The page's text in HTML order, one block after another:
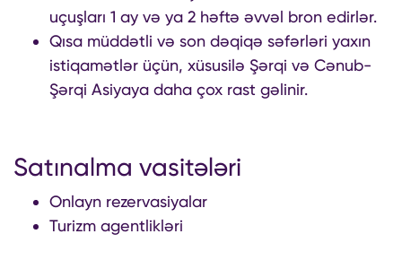
uçuşları 1 ay və ya 2 həftə əvvəl bron edirlər.
Qısa müddətli və son dəqiqə səfərləri yaxın
istiqamətlər üçün, xüsusilə Şərqi və Cənub-
Şərqi Asiyaya daha çox rast gəlinir.
Satınalma vasitələri
Onlayn rezervasiyalar
Turizm agentlikləri